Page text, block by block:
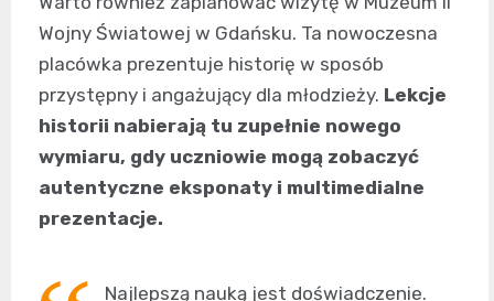
Wojny Światowej w Gdańsku. Ta nowoczesna
placówka prezentuje historię w sposób
przystępny i angażujący dla młodzieży. Lekcje
historii nabierają tu zupełnie nowego
wymiaru, gdy uczniowie mogą zobaczyć
autentyczne eksponaty i multimedialne
prezentacje.
Najlepszą nauką jest doświadczenie.